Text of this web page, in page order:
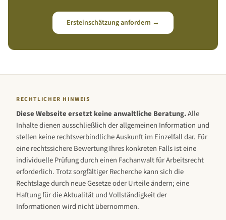
Ersteinschätzung anfordern →
RECHTLICHER HINWEIS
Diese Webseite ersetzt keine anwaltliche Beratung.Alle
Inhalte dienen ausschließlich der allgemeinen Information und
stellen keine rechtsverbindliche Auskunft im Einzelfall dar. Für
eine rechtssichere Bewertung Ihres konkreten Falls ist eine
individuelle Prüfung durch einen Fachanwalt für Arbeitsrecht
erforderlich. Trotz sorgfältiger Recherche kann sich die
Rechtslage durch neue Gesetze oder Urteile ändern; eine
Haftung für die Aktualität und Vollständigkeit der
Informationen wird nicht übernommen.